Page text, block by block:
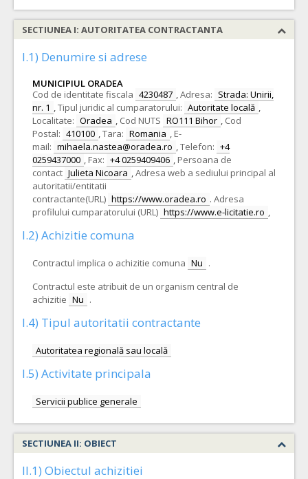
SECTIUNEA I: AUTORITATEA CONTRACTANTA
I.1) Denumire si adrese
MUNICIPIUL ORADEA
Cod de identitate fiscala 4230487 ,Adresa: Strada: Unirii,
nr. 1 ,Tipul juridic al cumparatorului: Autoritate locală ,
Localitate: Oradea , Cod NUTS RO111 Bihor , Cod
Postal: 410100 ,Tara: Romania , E-
mail: mihaela.nastea@oradea.ro ,Telefon: +4
0259437000 , Fax: +4 0259409406 , Persoana de
contact Julieta Nicoara ,Adresa web a sediului principal al
autoritatii/entitatii
contractante(URL) https://www.oradea.ro . Adresa
profilului cumparatorului (URL) https://www.e-licitatie.ro ,
I.2) Achizitie comuna
Contractul implica o achizitie comuna Nu .
Contractul este atribuit de un organism central de
achizitie Nu .
I.4) Tipul autoritatii contractante
Autoritatea regională sau locală
I.5) Activitate principala
Servicii publice generale
SECTIUNEA II: OBIECT
II.1) Obiectul achizitiei